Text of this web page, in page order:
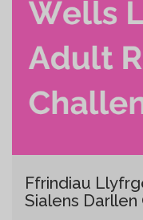
Ffrindiau
Sialens